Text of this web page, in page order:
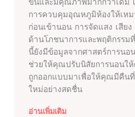
การควบคุมอุณหภูมิห้องให้เห
ก่อนเข้านอน การจัดแสง เสีย
ด้านโภชนาการและพฤติกรรม
นี้ยังมีข้อมูลจากศาสตร์การนอ
ช่วยให้คุณปรับนิสัยการนอนใ
ถูกออกแบบมาเพื่อให้คุณมีคืน
ใหม่อย่างสดชื่น
อ่านเพิ่มเติม